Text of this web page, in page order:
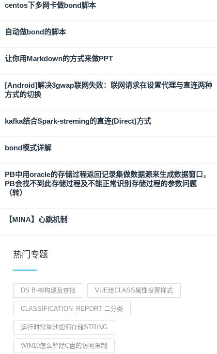
centos下多网卡做bond脚本
自动做bond的脚本
让你用Markdown的方式来做PPT
[Android]解决3gwap联网失败：联网请求在设置代理与直连两种
方式的切换
kafka结合Spark-streming的直连(Direct)方式
bond模式详解
PB中用oracle的存储过程返回记录集做数据源来生成数据窗口，
PB会找不到此存储过程及不能正常识别存储过程的参数问题
（转）
【MINA】心跳机制
热门专题
DS B-树构建及查找 VUE给CLASS属性设置样式
CLASSIFICATION_REPORT 二分类
运行时常量池如何存储STRING
WIN10怎么解除C盘的访问限制